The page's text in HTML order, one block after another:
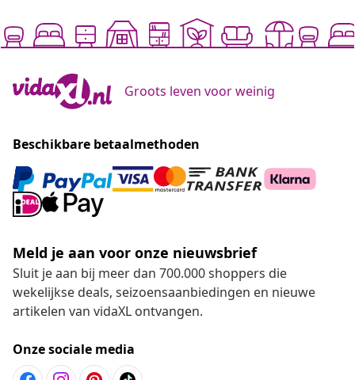
Groots leven voor weinig
Beschikbare betaalmethoden
Meld je aan voor onze nieuwsbrief
Sluit je aan bij meer dan 700.000 shoppers die
wekelijkse deals, seizoensaanbiedingen en nieuwe
artikelen van vidaXL ontvangen.
Onze sociale media